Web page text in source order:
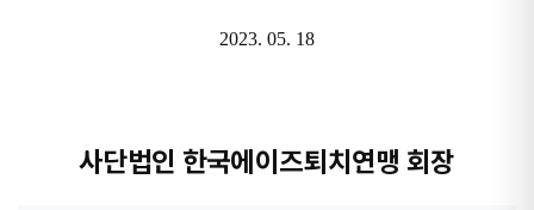
2023. 05. 18
사단법인 한국에이즈퇴치연맹 회장